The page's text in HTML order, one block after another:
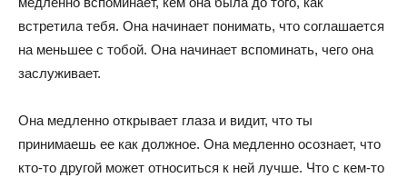
встретила тебя. Она начинает понимать, что соглашается
на меньшее с тобой. Она начинает вспоминать, чего она
заслуживает.
Она медленно открывает глаза и видит, что ты
принимаешь ее как должное. Она медленно осознает, что
кто-то другой может относиться к ней лучше. Что с кем-то